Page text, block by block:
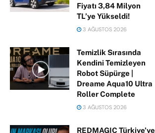
Fiyatı 3,84 Milyon
TL’ye Yükseldi!
3 AĞUSTOS 2026
Temizlik Sırasında
Kendini Temizleyen
Robot Süpürge |
Dreame Aqua10 Ultra
Roller Complete
3 AĞUSTOS 2026
REDMAGIC Türkiye’ye